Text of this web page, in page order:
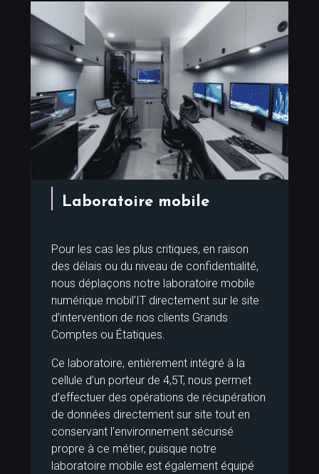
Laboratoire mobile
Pour les cas les plus critiques, en raison
des délais ou du niveau de confidentialité,
nous déplaçons notre laboratoire mobile
numérique mobil’IT directement sur le site
d’intervention de nos clients Grands
Comptes ou Étatiques.
Ce laboratoire, entièrement intégré à la
cellule d’un porteur de 4,5T, nous permet
d’effectuer des opérations de récupération
de données directement sur site tout en
conservant l’environnement sécurisé
propre à ce métier, puisque notre
laboratoire mobile est également équipé